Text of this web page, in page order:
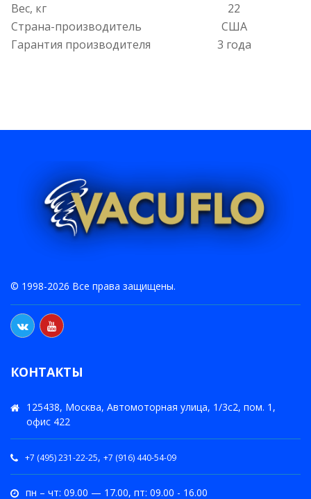
Вес, кг
22
Страна-производитель
США
Гарантия производителя
3 года
© 1998-2026 Все права защищены.
КОНТАКТЫ
125438, Москва, Автомоторная улица, 1/3с2, пом. 1,
офис 422
+7 (495) 231-22-25, +7 (916) 440-54-09
пн – чт: 09.00 — 17.00, пт: 09.00 - 16.00